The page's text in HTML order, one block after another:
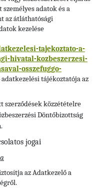
adatok és a
az átláthatósági
kezelése
tajekoztato-a-
hivatal-kozbeszerzesi-
osszefuggo-
tájékoztatója az
szerződések közzétételre
Döntőbizottság
jogai
az Adatkezelő a